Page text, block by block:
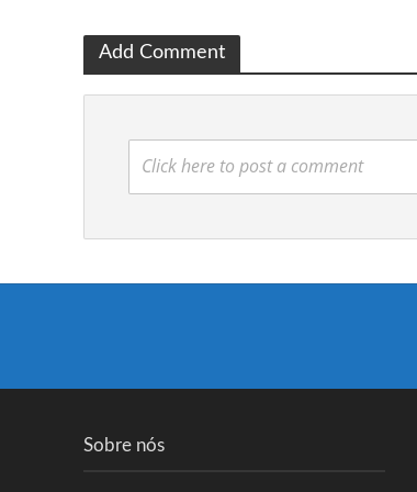
Add Comment
Click here to post a comment
Sobre nós